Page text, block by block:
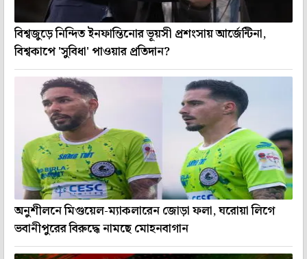
বিশ্বজুড়ে নিন্দিত ইনফান্তিনোর ভূয়সী প্রশংসায় আর্জেন্টিনা,
বিশ্বকাপে 'সুবিধা' পাওয়ার প্রতিদান?
অনুশীলনে মিগুয়েল-ম্যাকলারেন জোড়া ফলা, ঘরোয়া লিগে
ভবানীপুরের বিরুদ্ধে নামছে মোহনবাগান